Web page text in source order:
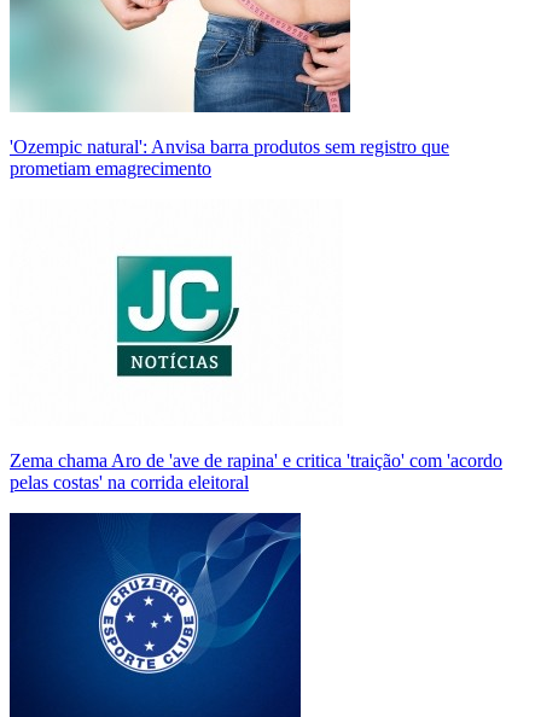
'Ozempic natural': Anvisa barra produtos sem registro que
prometiam emagrecimento
Zema chama Aro de 'ave de rapina' e critica 'traição' com 'acordo
pelas costas' na corrida eleitoral